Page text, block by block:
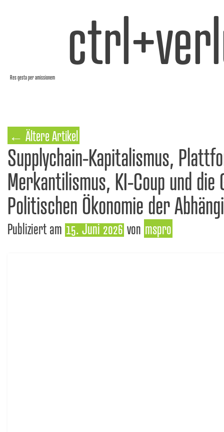
Res gesta per amissionem
← Ältere Artikel
Supplychain-Kapitalismus,
Merkantilismus, KI-Coup und
Politischen Ökonomie der
Publiziert am 15. Juni 2026 von mspro